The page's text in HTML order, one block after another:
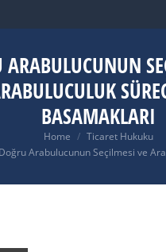
ARABULUCUNUN
BASAMAKLARI
Home
Ticaret Hukuku
Doğru Arabulucunun Seçilmesi ve